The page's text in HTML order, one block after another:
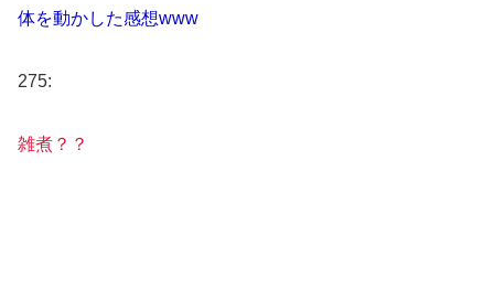
体を動かした感想www
275:
雑煮？？